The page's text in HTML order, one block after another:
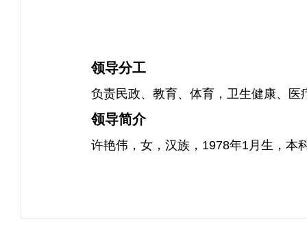
领导分工
负责民政、教育、体育，卫生健康、
领导简介
许艳伟，女，汉族，1978年1月生，本